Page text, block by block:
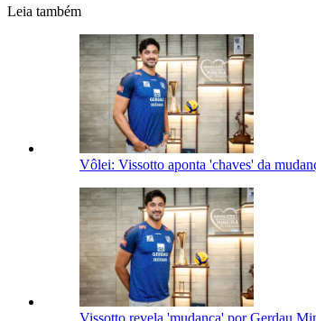
Leia também
Vôlei: Vissotto aponta 'chaves' da